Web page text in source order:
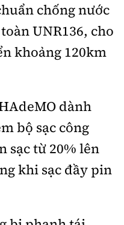
chống nước
UNR136, cho
khoảng 120km
dành
bộ sạc công
sạc từ 20% lên
khi sạc đầy pin